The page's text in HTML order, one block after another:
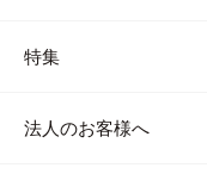
特集
法人のお客様へ